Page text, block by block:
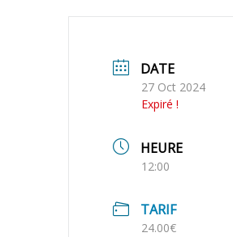
DATE
27 Oct 2024
Expiré !
HEURE
12:00
TARIF
24.00€